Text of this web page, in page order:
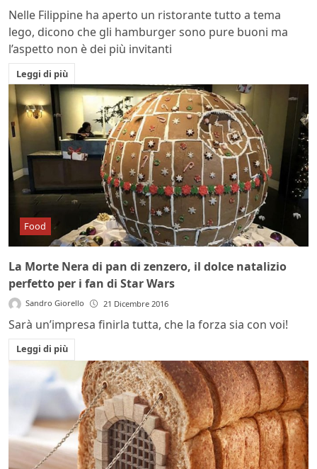
Nelle Filippine ha aperto un ristorante tutto a tema
lego, dicono che gli hamburger sono pure buoni ma
l’aspetto non è dei più invitanti
Leggi di più
Food
La Morte Nera di pan di zenzero, il dolce natalizio
perfetto per i fan di Star Wars
Sandro Giorello 21 Dicembre 2016
Sarà un’impresa finirla tutta, che la forza sia con voi!
Leggi di più